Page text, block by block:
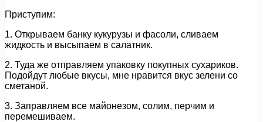
Приступим:
1. Открываем банку кукурузы и фасоли, сливаем
жидкость и высыпаем в салатник.
2. Туда же отправляем упаковку покупных сухариков.
Подойдут любые вкусы, мне нравится вкус зелени со
сметаной.
3. Заправляем все майонезом, солим, перчим и
перемешиваем.